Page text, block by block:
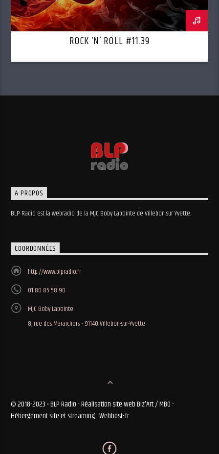
ROCK ‘N’ ROLL #11.39
A PROPOS
BLP Radio est la webradio de la MJC Boby Lapointe de Villebon sur Yvette.
COORDONNÉES
http://www.blpradio.fr
01 80 85 58 90
MJC Boby Lapointe
8, rue des Maraichers • 91140 Villebon-sur-Yvette
© 2018-2023 • BLP Radio - Réalisation site web Biz'Art / MBO -
Hébergement site et streaming : Webhost-fr